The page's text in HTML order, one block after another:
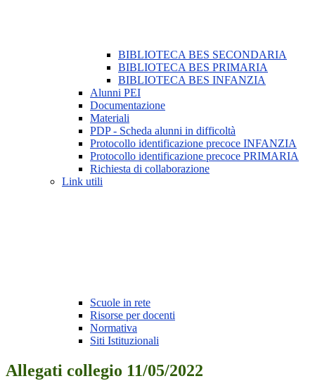
BIBLIOTECA BES SECONDARIA
BIBLIOTECA BES PRIMARIA
BIBLIOTECA BES INFANZIA
Alunni PEI
Documentazione
Materiali
PDP - Scheda alunni in difficoltà
Protocollo identificazione precoce INFANZIA
Protocollo identificazione precoce PRIMARIA
Richiesta di collaborazione
Link utili
Scuole in rete
Risorse per docenti
Normativa
Siti Istituzionali
Allegati collegio 11/05/2022